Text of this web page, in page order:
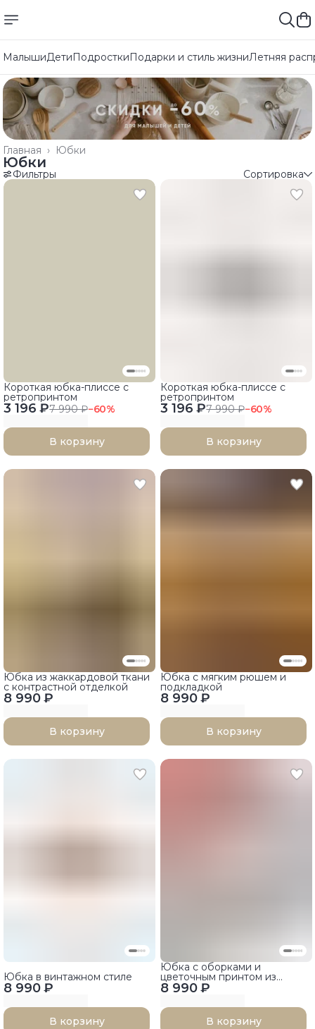
МалышиДетиПодросткиПодарки и стиль жизниЛетняя
Юбки
Главная ›
Юбки
Фильтры Сортировка
3 196 ₽7 990 ₽−60%
Короткая юбка-плиссе с
ретропринтом
В корзину
3 196 ₽7 990 ₽−60%
Короткая юбка-плиссе с
ретропринтом
В корзину
8 990 ₽
Юбка из жаккардовой ткани
с контрастной отделкой
В корзину
8 990 ₽
Юбка с мягким рюшем и
подкладкой
В корзину
8 990 ₽
Юбка в винтажном стиле
В корзину
8 990 ₽
Юбка с оборками и
цветочным принтом из
вельвета
В корзину